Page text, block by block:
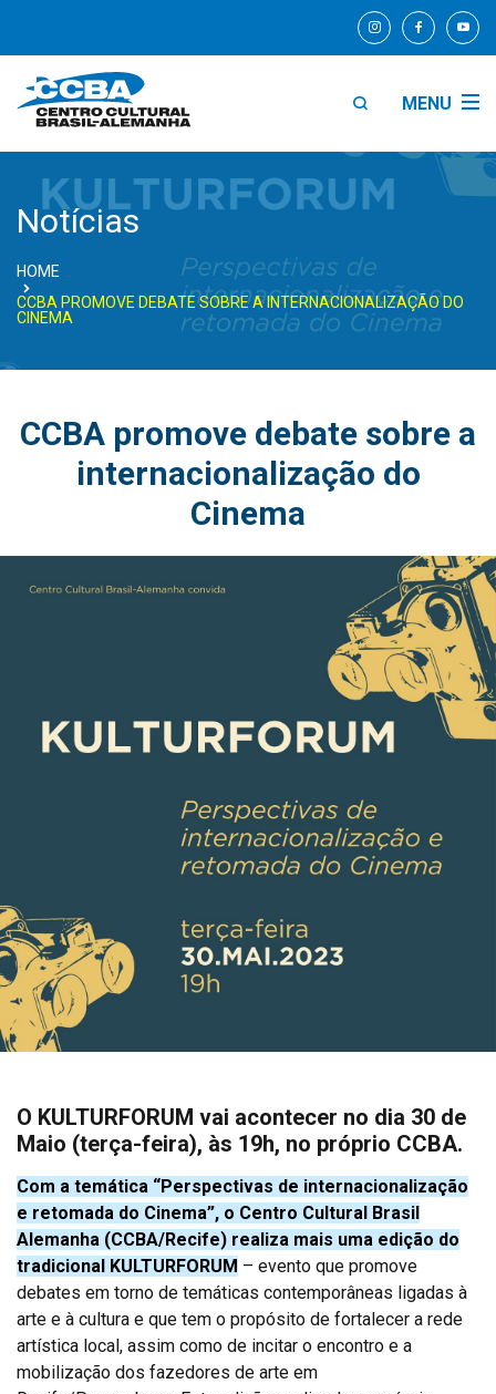
MENU
Notícias
HOME
CCBA PROMOVE DEBATE SOBRE A INTERNACIONALIZAÇÃO DO
CINEMA
CCBA promove debate sobre a
internacionalização do
Cinema
O KULTURFORUM vai acontecer no dia 30 de
Maio (terça-feira), às 19h, no próprio CCBA.
Com a temática “Perspectivas de internacionalização
e retomada do Cinema”, o Centro Cultural Brasil
Alemanha (CCBA/Recife) realiza mais uma edição do
tradicional KULTURFORUM – evento que promove
debates em torno de temáticas contemporâneas ligadas à
arte e à cultura e que tem o propósito de fortalecer a rede
artística local, assim como de incitar o encontro e a
mobilização dos fazedores de arte em